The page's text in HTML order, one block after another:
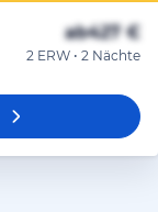
ab427 €
2 ERW • 2 Nächte